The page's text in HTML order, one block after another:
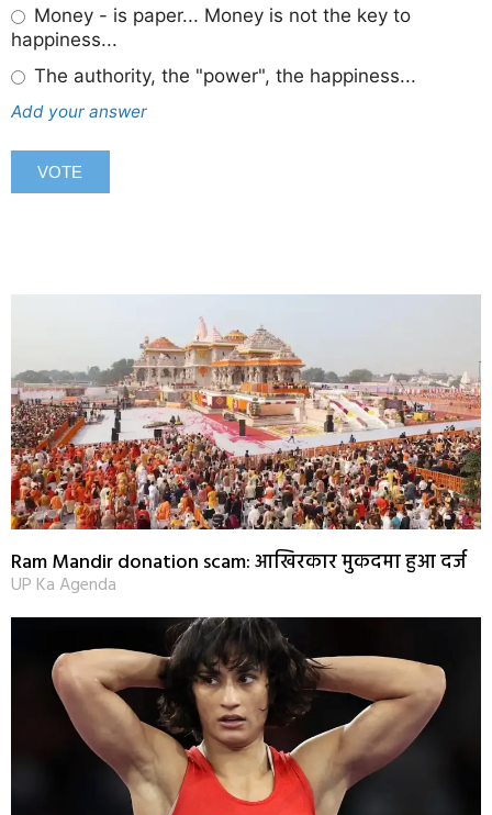
Money - is paper... Money is not the key to
happiness...
The authority, the "power", the happiness...
Add your answer
Ram Mandir donation scam: आखिरकार मुकदमा हुआ दर्ज
UP Ka Agenda